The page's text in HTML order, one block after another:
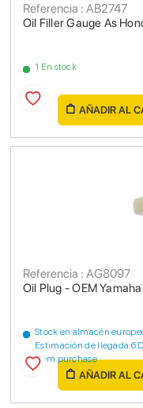
Oil Filler Gauge As
Referencia : AB2747
1 En stock
AÑADIR AL
Oil Plug - OEM
Referencia : AG8097
Stock en almacén
Estimación de llegada 6
from purchase
AÑADIR AL